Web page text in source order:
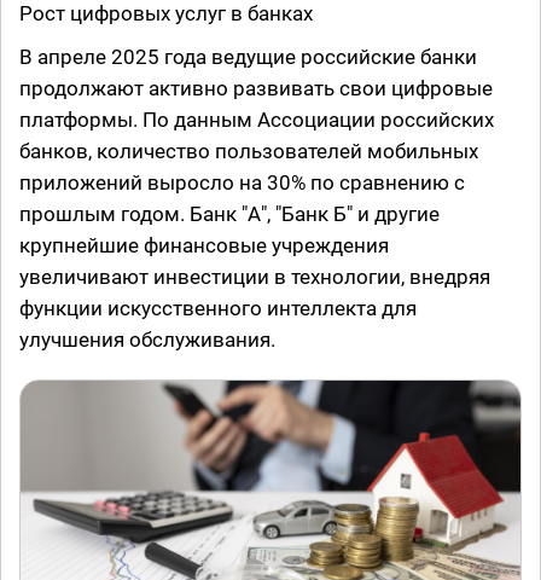
Рост цифровых услуг в банках
В апреле 2025 года ведущие российские банки
продолжают активно развивать свои цифровые
платформы. По данным Ассоциации российских
банков, количество пользователей мобильных
приложений выросло на 30% по сравнению с
прошлым годом. Банк "А", "Банк Б" и другие
крупнейшие финансовые учреждения
увеличивают инвестиции в технологии, внедряя
функции искусственного интеллекта для
улучшения обслуживания.